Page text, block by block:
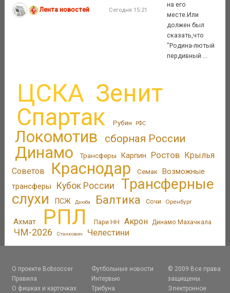
Лента новостей Сегодня 15:21
на его
месте.Или
должен был
сказать,что
"Родина-лютый
пердивный ...
ЦСКА Зенит
Спартак Рубин РФС
Локомотив сборная России
Динамо Трансферы Карпин Ростов
Крылья
Советов
Краснодар Семак Возможные
трансферы
Кубок России
Трансферные
слухи
ПСЖ Дзюба Балтика Сочи Оренбург
Ахмат РПЛ Пари НН Акрон Динамо Махачкала
ЧМ-2026 Станкович Челестини
О проекте Bobsoccer
Правила
О фишках и карточках
Футбольные новости
Интервью
Трибуна
© 2009 Все права
защищены.
Электронное